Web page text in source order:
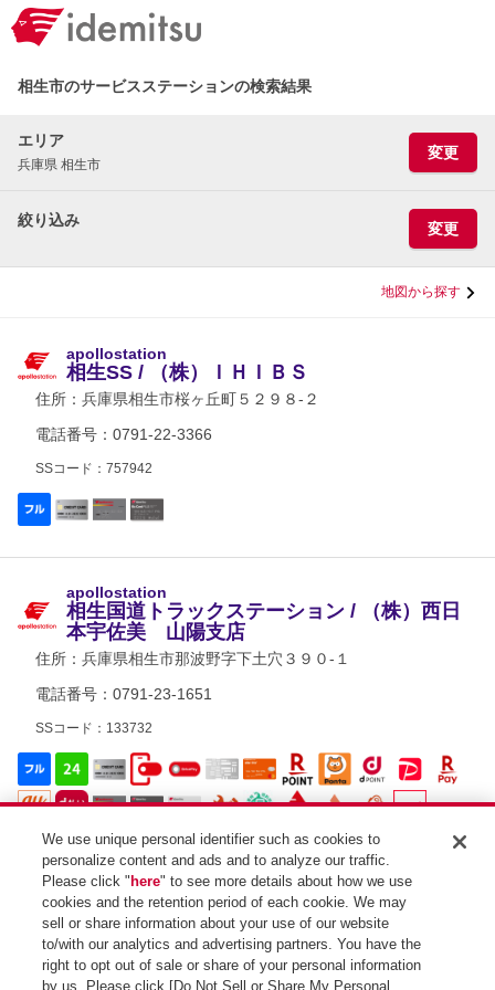
相生市のサービスステーションの検索結果
エリア
兵庫県 相生市
変更
絞り込み 変更
地図から探す
apollostation
相生SS / （株）ＩＨＩＢＳ
住所： 兵庫県相生市桜ヶ丘町５２９８-２
電話番号：0791-22-3366
SSコード：757942
apollostation
相生国道トラックステーション / （株）西日
本宇佐美 山陽支店
住所： 兵庫県相生市那波野字下土穴３９０-１
電話番号：0791-23-1651
SSコード：133732
apollostation
ニュー相生SS / 相生礦油（株）
住所：
兵庫県相生市陸東汐見塚６７-１
電話番号：0791-22-5476
We use unique personal identifier such as cookies to
personalize content and ads and to analyze our traffic.
Please click " here" to see more details about how we use
cookies and the retention period of each cookie. We may
sell or share information about your use of our website
to/with our analytics and advertising partners. You have the
right to opt out of sale or share of your personal information
by us. Please click [Do Not Sell or Share My Personal